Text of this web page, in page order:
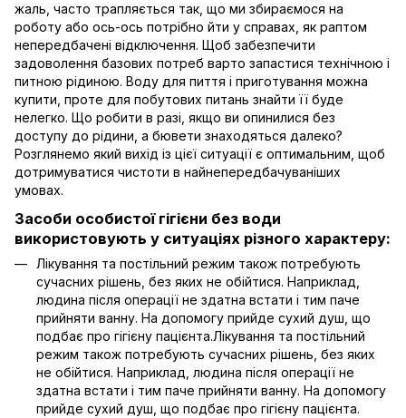
жаль, часто трапляється так, що ми збираємося на
роботу або ось-ось потрібно йти у справах, як раптом
непередбачені відключення. Щоб забезпечити
задоволення базових потреб варто запастися технічною і
питною рідиною. Воду для пиття і приготування можна
купити, проте для побутових питань знайти її буде
нелегко. Що робити в разі, якщо ви опинилися без
доступу до рідини, а бювети знаходяться далеко?
Розглянемо який вихід із цієї ситуації є оптимальним, щоб
дотримуватися чистоти в найнепередбачуваніших
умовах.
Засоби особистої гігієни без води
використовують у ситуаціях різного характеру:
Лікування та постільний режим також потребують
сучасних рішень, без яких не обійтися. Наприклад,
людина після операції не здатна встати і тим паче
прийняти ванну. На допомогу прийде сухий душ, що
подбає про гігієну пацієнта.Лікування та постільний
режим також потребують сучасних рішень, без яких
не обійтися. Наприклад, людина після операції не
здатна встати і тим паче прийняти ванну. На допомогу
прийде сухий душ, що подбає про гігієну пацієнта.